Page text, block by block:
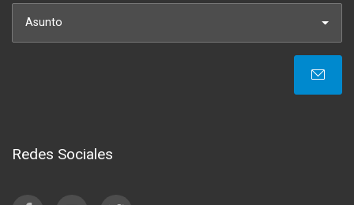
Asunto
Redes Sociales